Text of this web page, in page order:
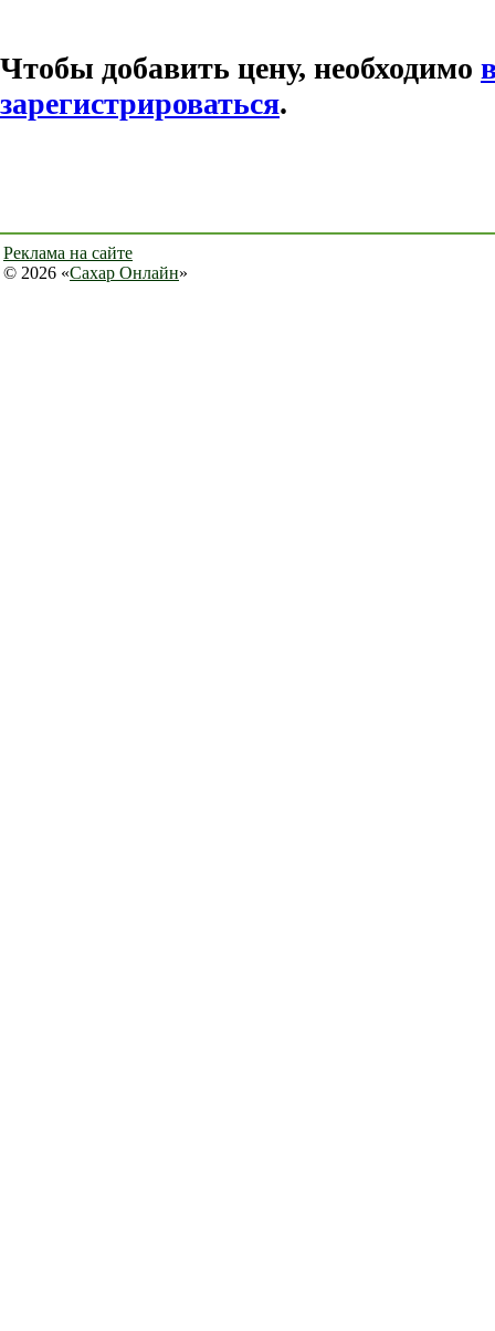
Чтобы добавить цену, необходимо
зарегистрироваться.
Реклама на сайте
© 2026 «Сахар Онлайн»